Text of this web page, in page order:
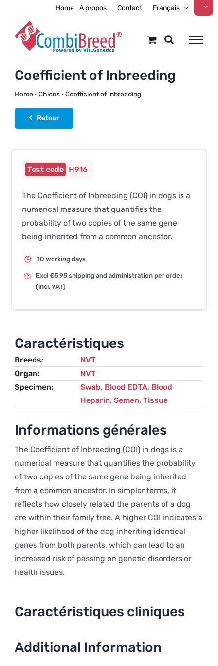
content
Home A propos Contact Français
Coefficient of Inbreeding
Home• Chiens• Coefficient of Inbreeding
Retour
H916
The Coefficient of Inbreeding (COI) in dogs is a
numerical measure that quantifies the
probability of two copies of the same gene
being inherited from a common ancestor.
10 working days
Excl €5,95 shipping and administration per order
(incl. VAT)
Caractéristiques
Breeds
NVT
Organ
NVT
Specimen
Swab, Blood EDTA, Blood
Heparin, Semen, Tissue
Informations générales
The Coefficient of Inbreeding (COI) in dogs is a
numerical measure that quantifies the probability
of two copies of the same gene being inherited
from a common ancestor. In simpler terms, it
reflects how closely related the parents of a dog
are within their family tree. A higher COI indicates a
higher likelihood of the dog inheriting identical
genes from both parents, which can lead to an
increased risk of passing on genetic disorders or
health issues.
Caractéristiques cliniques
Additional Information